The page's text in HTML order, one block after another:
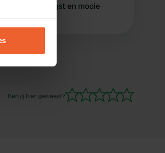
ontvangst en mooie
Ben jij hier geweest?